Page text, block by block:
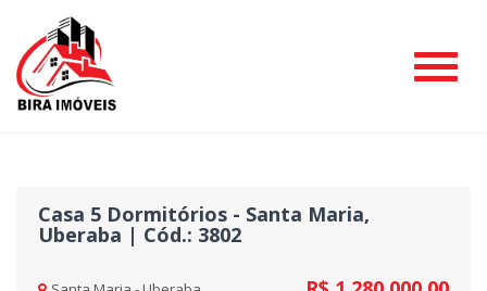
#
Casa 5 Dormitórios - Santa Maria,
Uberaba | Cód.: 3802